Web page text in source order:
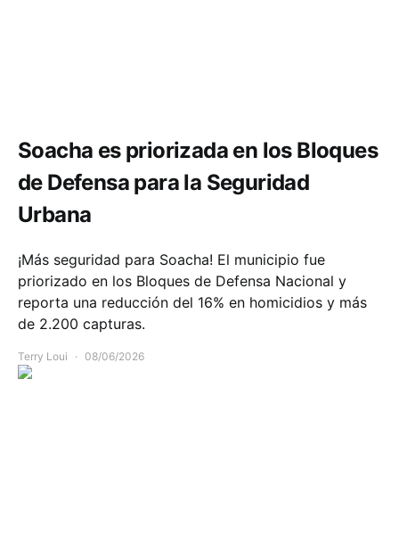
Soacha es priorizada en los Bloques
de Defensa para la Seguridad
Urbana
¡Más seguridad para Soacha! El municipio fue
priorizado en los Bloques de Defensa Nacional y
reporta una reducción del 16% en homicidios y más
de 2.200 capturas.
Terry Loui 08/06/2026